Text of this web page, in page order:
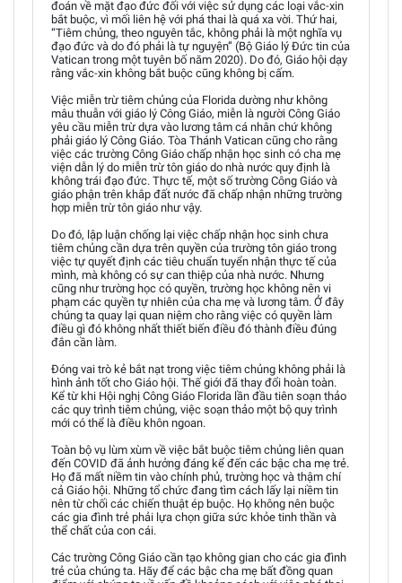
đoán về mặt đạo đức đối với việc sử dụng các loại vắc-xin
bắt buộc, vì mối liên hệ với phá thai là quá xa vời. Thứ hai,
“Tiêm chủng, theo nguyên tắc, không phải là một nghĩa vụ
đạo đức và do đó phải là tự nguyện” (Bộ Giáo lý Đức tin của
Vatican trong một tuyên bố năm 2020). Do đó, Giáo hội dạy
rằng vắc-xin không bắt buộc cũng không bị cấm.
Việc miễn trừ tiêm chủng của Florida dường như không
mâu thuẫn với giáo lý Công Giáo, miễn là người Công Giáo
yêu cầu miễn trừ dựa vào lương tâm cá nhân chứ không
phải giáo lý Công Giáo. Tòa Thánh Vatican cũng cho rằng
việc các trường Công Giáo chấp nhận học sinh có cha mẹ
viện dẫn lý do miễn trừ tôn giáo do nhà nước quy định là
không trái đạo đức. Thực tế, một số trường Công Giáo và
giáo phận trên khắp đất nước đã chấp nhận những trường
hợp miễn trừ tôn giáo như vậy.
Do đó, lập luận chống lại việc chấp nhận học sinh chưa
tiêm chủng cần dựa trên quyền của trường tôn giáo trong
việc tự quyết định các tiêu chuẩn tuyển nhận thực tế của
mình, mà không có sự can thiệp của nhà nước. Nhưng
cũng như trường học có quyền, trường học không nên vi
phạm các quyền tự nhiên của cha mẹ và lương tâm. Ở đây
chúng ta quay lại quan niệm cho rằng việc có quyền làm
điều gì đó không nhất thiết biến điều đó thành điều đúng
đắn cần làm.
Đóng vai trò kẻ bắt nạt trong việc tiêm chủng không phải là
hình ảnh tốt cho Giáo hội. Thế giới đã thay đổi hoàn toàn.
Kể từ khi Hội nghị Công Giáo Florida lần đầu tiên soạn thảo
các quy trình tiêm chủng, việc soạn thảo một bộ quy trình
mới có thể là điều khôn ngoan.
Toàn bộ vụ lùm xùm về việc bắt buộc tiêm chủng liên quan
đến COVID đã ảnh hưởng đáng kể đến các bậc cha mẹ trẻ.
Họ đã mất niềm tin vào chính phủ, trường học và thậm chí
cả Giáo hội. Những tổ chức đang tìm cách lấy lại niềm tin
nên từ chối các chiến thuật ép buộc. Họ không nên buộc
các gia đình trẻ phải lựa chọn giữa sức khỏe tinh thần và
thể chất của con cái.
Các trường Công Giáo cần tạo không gian cho các gia đình
trẻ của chúng ta. Hãy để các bậc cha mẹ bất đồng quan